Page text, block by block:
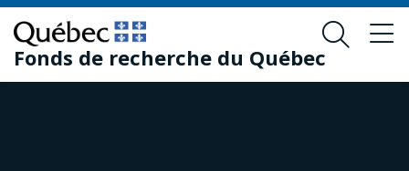
Skip
to
main
content
Skip
to
footer
Fonds de recherche du Québec